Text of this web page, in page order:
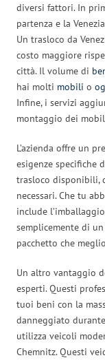
diversi fattori. In
partenza e la
Un trasloco da
costo maggiore
città. Il volume di
hai molti mobili o
Infine, i servizi
montaggio dei
L’azienda offre un
esigenze specifiche
trasloco disponibili,
necessari. Che tu
include
semplicemente di
pacchetto che
Un altro vantaggio
esperti. Questi
tuoi beni con la
danneggiato
utilizza veicoli
Chemnitz. Questi